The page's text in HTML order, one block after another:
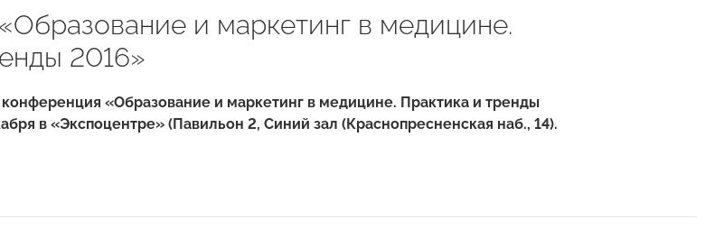
и маркетинг в медицине.
2016»
«Образование и маркетинг в медицине. Практика и тренды
в «Экспоцентре» (Павильон 2, Синий зал (Краснопресненская наб., 14).